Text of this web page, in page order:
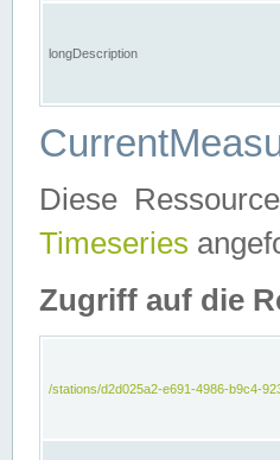
longDescription
Diese
Timeseries
Zugriff auf die
/stations/d2d025a2-e691-4986-b9c4-